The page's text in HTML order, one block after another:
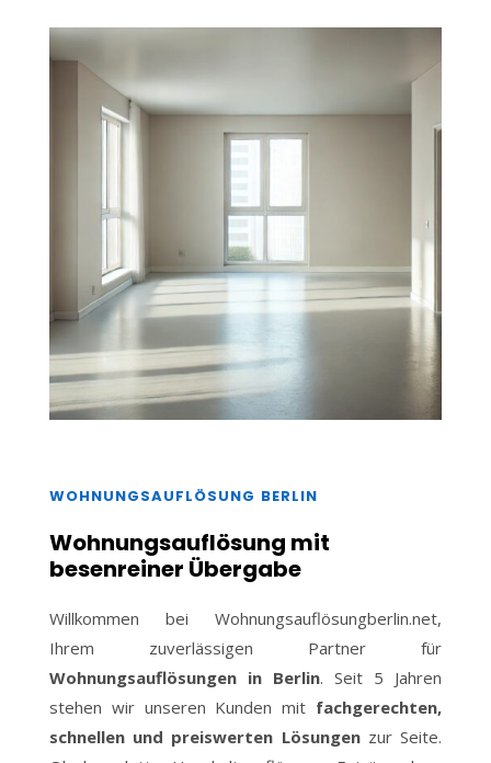
WOHNUNGSAUFLÖSUNG BERLIN
Wohnungsauflösung mit
besenreiner Übergabe
Willkommen bei Wohnungsauflösungberlin.net,
Ihrem zuverlässigen Partner für
Wohnungsauflösungen in Berlin. Seit 5 Jahren
stehen wir unseren Kunden mit fachgerechten,
schnellen und preiswerten Lösungenzur Seite.